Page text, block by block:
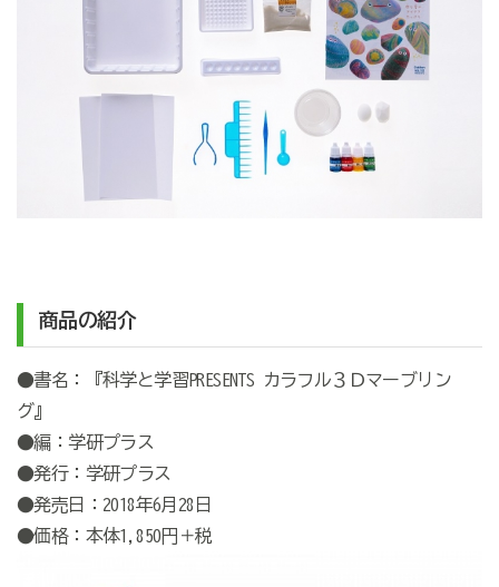
商品の紹介
●書名：『科学と学習PRESENTS カラフル３Ｄマーブリン
グ』
●編：学研プラス
●発行：学研プラス
●発売日：2018年6月28日
●価格：本体1,850円＋税